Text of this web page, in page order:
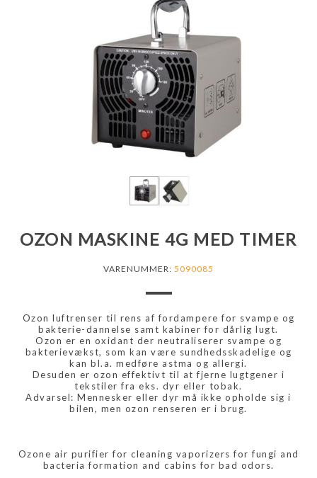
OZON MASKINE 4G MED TIMER
VARENUMMER: 5090085
Ozon luftrenser til rens af fordampere for svampe og
bakterie-dannelse samt kabiner for dårlig lugt.
Ozon er en oxidant der neutraliserer svampe og
bakterievækst, som kan være sundhedsskadelige og
kan bl.a. medføre astma og allergi.
Desuden er ozon effektivt til at fjerne lugtgener i
tekstiler fra eks. dyr eller tobak.
Advarsel: Mennesker eller dyr må ikke opholde sig i
bilen, men ozon renseren er i brug.
Ozone air purifier for cleaning vaporizers for fungi and
bacteria formation and cabins for bad odors.